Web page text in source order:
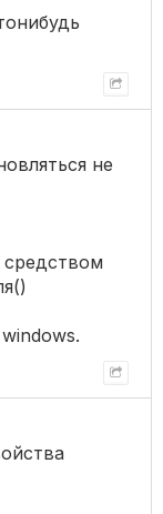
не
средством